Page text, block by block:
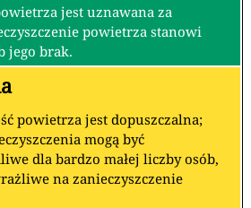
jest uznawana za
powietrza stanowi
jego brak.
powietrza jest dopuszczalna;
mogą być
dla bardzo małej liczby osób,
na zanieczyszczenie